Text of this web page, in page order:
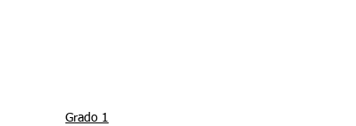
Grado 1